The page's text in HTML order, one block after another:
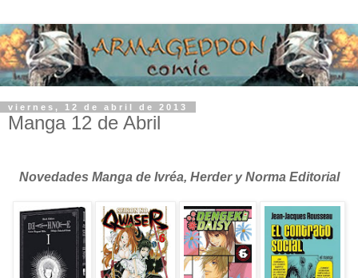
viernes, 12 de abril de 2013
Manga 12 de Abril
Novedades Manga de Ivréa, Herder y Norma Editorial